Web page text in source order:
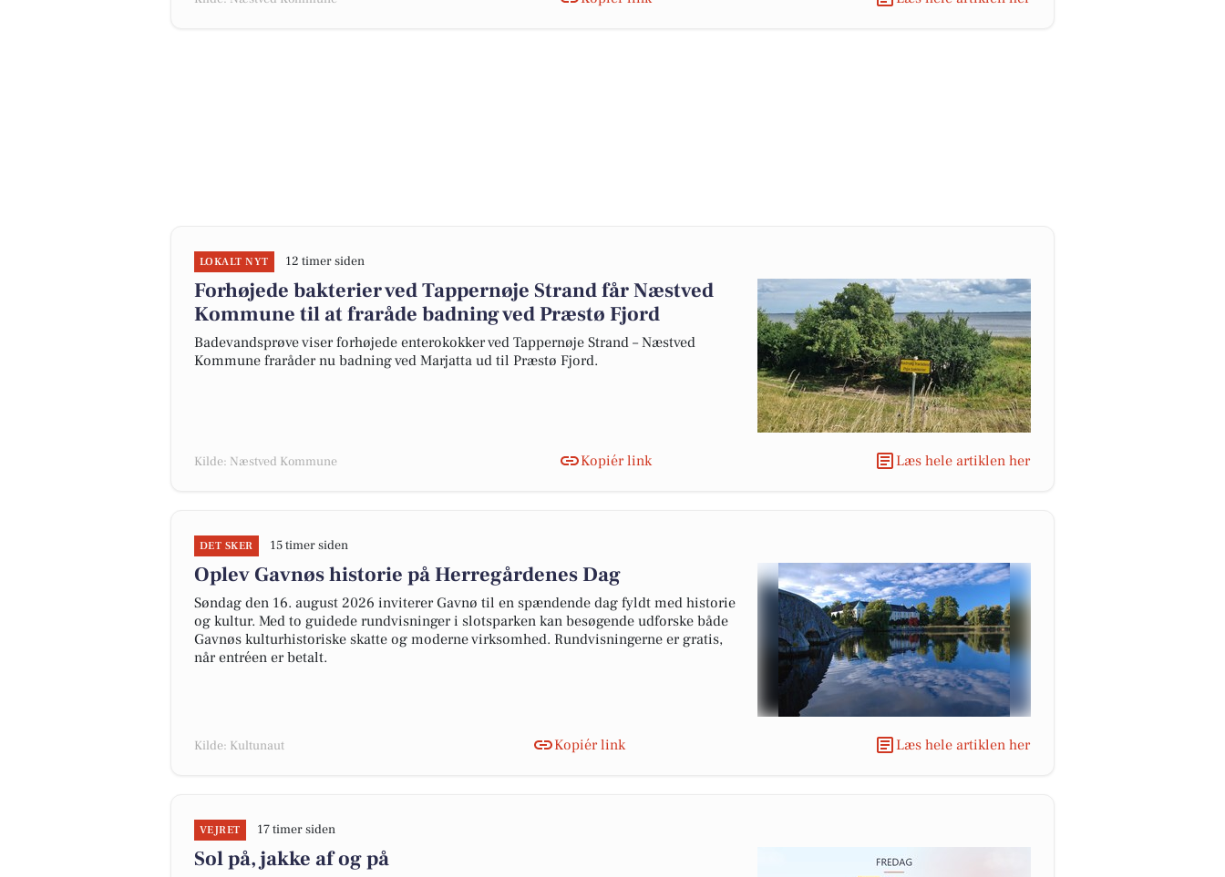
LOKALT NYT 12 timer siden
Forhøjede bakterier ved Tappernøje Strand får Næstved
Kommune til at fraråde badning ved Præstø Fjord
Badevandsprøve viser forhøjede enterokokker ved Tappernøje Strand – Næstved
Kommune fraråder nu badning ved Marjatta ud til Præstø Fjord.
Kilde: Næstved Kommune Kopiér link Læs hele artiklen her
DET SKER 15 timer siden
Oplev Gavnøs historie på Herregårdenes Dag
Søndag den 16. august 2026 inviterer Gavnø til en spændende dag fyldt med historie
og kultur. Med to guidede rundvisninger i slotsparken kan besøgende udforske både
Gavnøs kulturhistoriske skatte og moderne virksomhed. Rundvisningerne er gratis,
når entréen er betalt.
Kilde: Kultunaut Kopiér link Læs hele artiklen her
VEJRET 17 timer siden
Sol på, jakke af og på